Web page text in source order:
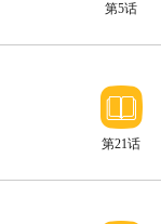
第5话
第21话